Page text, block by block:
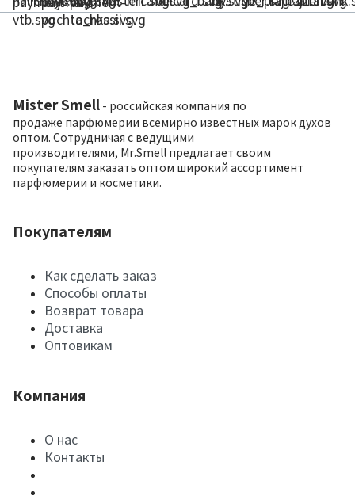
Mister Smell - российская компания по
продаже парфюмерии всемирно известных марок духов
оптом. Сотрудничая с ведущими
производителями, Mr.Smell предлагает своим
покупателям заказать оптом широкий ассортимент
парфюмерии и косметики.
Покупателям
Как сделать заказ
Способы оплаты
Возврат товара
Доставка
Оптовикам
Компания
О нас
Контакты